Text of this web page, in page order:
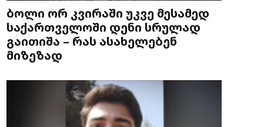
ბოლი ორ კვირაში უკვე მესამედ
საქართველოში დენი სრულად
გაითიშა – რას ასახელებენ
მიზეზად